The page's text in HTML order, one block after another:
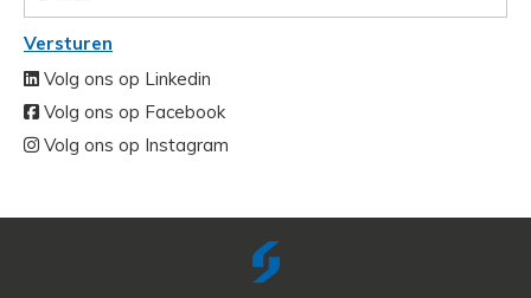
Versturen
Volg ons op Linkedin
Volg ons op Facebook
Volg ons op Instagram